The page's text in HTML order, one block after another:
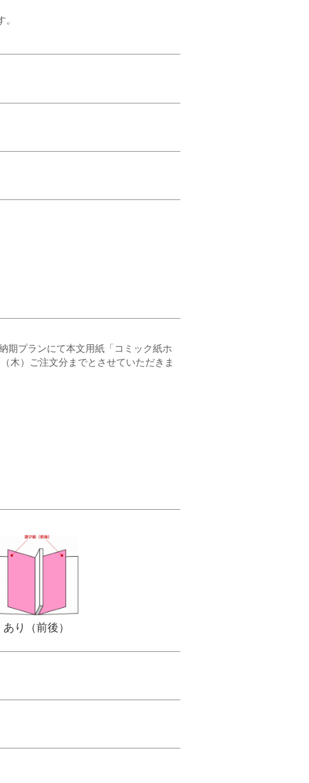
期プランにて本文用紙「コミック紙ホ
木）ご注文分までとさせていただきま
あり（前後）